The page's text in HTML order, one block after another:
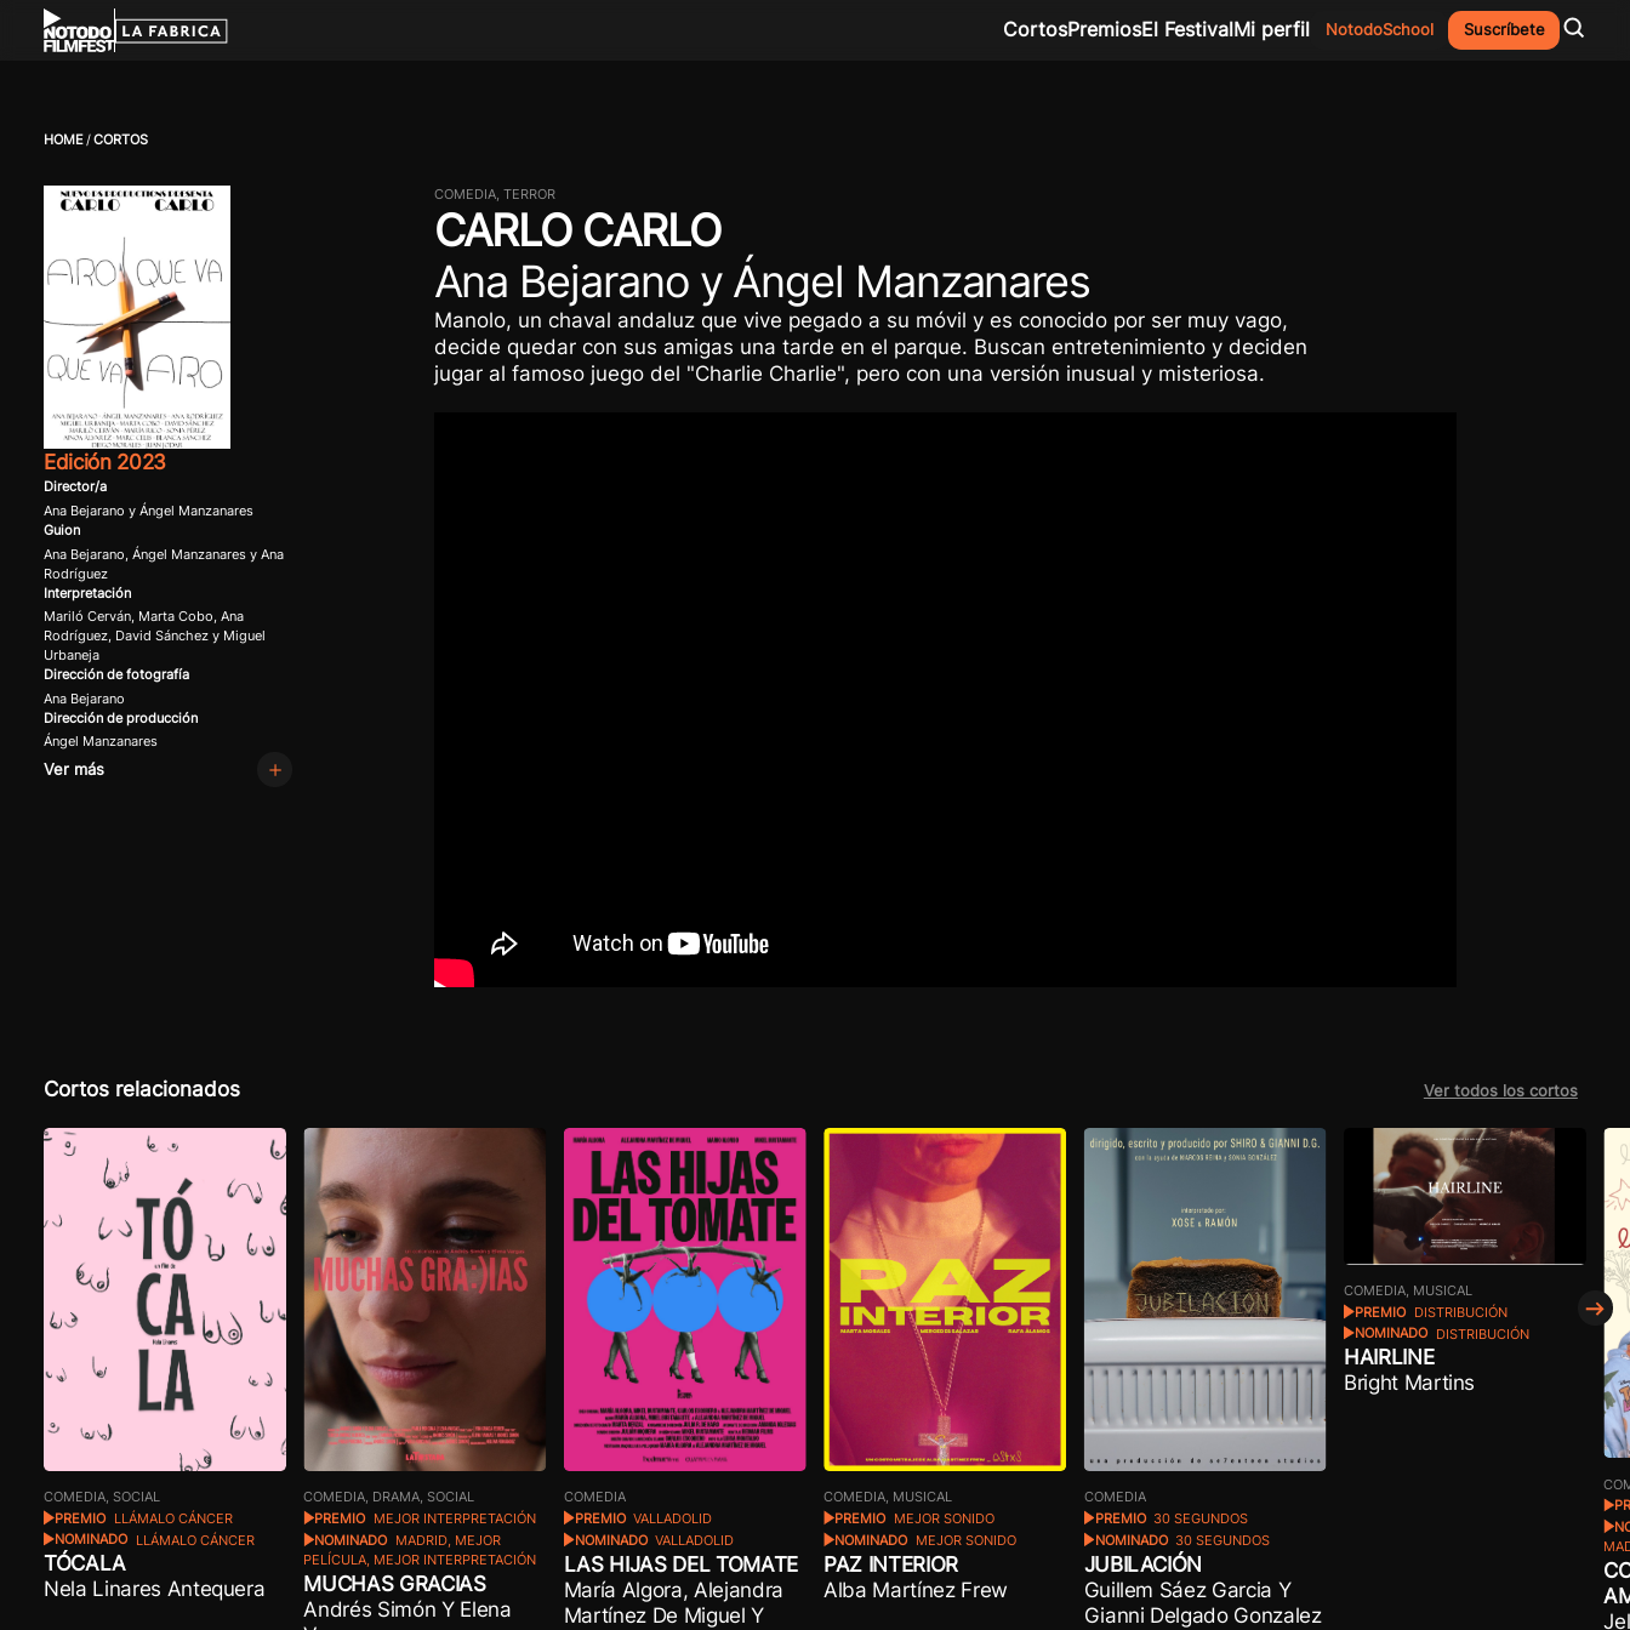
CortosPremiosEl FestivalMi perfil NotodoSchool Suscríbete
HOME CORTOS
COMEDIA, TERROR
CARLO CARLO
Ana Bejarano y Ángel Manzanares
Manolo, un chaval andaluz que vive pegado a su móvil y es conocido por ser muy vago,
decide quedar con sus amigas una tarde en el parque. Buscan entretenimiento y deciden
jugar al famoso juego del "Charlie Charlie", pero con una versión inusual y misteriosa.
Edición 2023
Director/a
Ana Bejarano y Ángel Manzanares
Guion
Ana Bejarano, Ángel Manzanares y Ana
Rodríguez
Interpretación
Mariló Cerván, Marta Cobo, Ana
Rodríguez, David Sánchez y Miguel
Urbaneja
Dirección de fotografía
Ana Bejarano
Dirección de producción
Ángel Manzanares
Ver más
Cortos relacionados Ver todos los cortos
COMEDIA, SOCIAL
PREMIO
LLÁMALO CÁNCER
NOMINADO
LLÁMALO CÁNCER
TÓCALA
Nela Linares Antequera
COMEDIA, DRAMA, SOCIAL
PREMIO MEJOR INTERPRETACIÓN
NOMINADO MADRID, MEJOR
PELÍCULA, MEJOR INTERPRETACIÓN
MUCHAS GRACIAS
Andrés Simón Y Elena
COMEDIA
PREMIO VALLADOLID
NOMINADO VALLADOLID
LAS HIJAS DEL TOMATE
María Algora, Alejandra
Martínez De Miguel Y
COMEDIA, MUSICAL
PREMIO
MEJOR SONIDO
NOMINADO
MEJOR SONIDO
PAZ INTERIOR
Alba Martínez Frew
COMEDIA
PREMIO 30 SEGUNDOS
NOMINADO 30 SEGUNDOS
JUBILACIÓN
Guillem Sáez Garcia Y
Gianni Delgado Gonzalez
COMEDIA, MUSICAL
PREMIO
DISTRIBUCIÓN
NOMINADO
DISTRIBUCIÓN
HAIRLINE
Bright Martins